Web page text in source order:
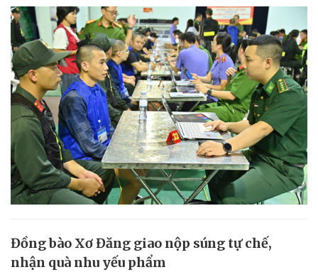
Đồng bào Xơ Đăng giao nộp súng tự chế,
nhận quà nhu yếu phẩm